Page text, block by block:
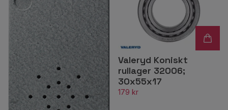
Valeryd Koniskt
rullager 32006;
30x55x17
179 kr